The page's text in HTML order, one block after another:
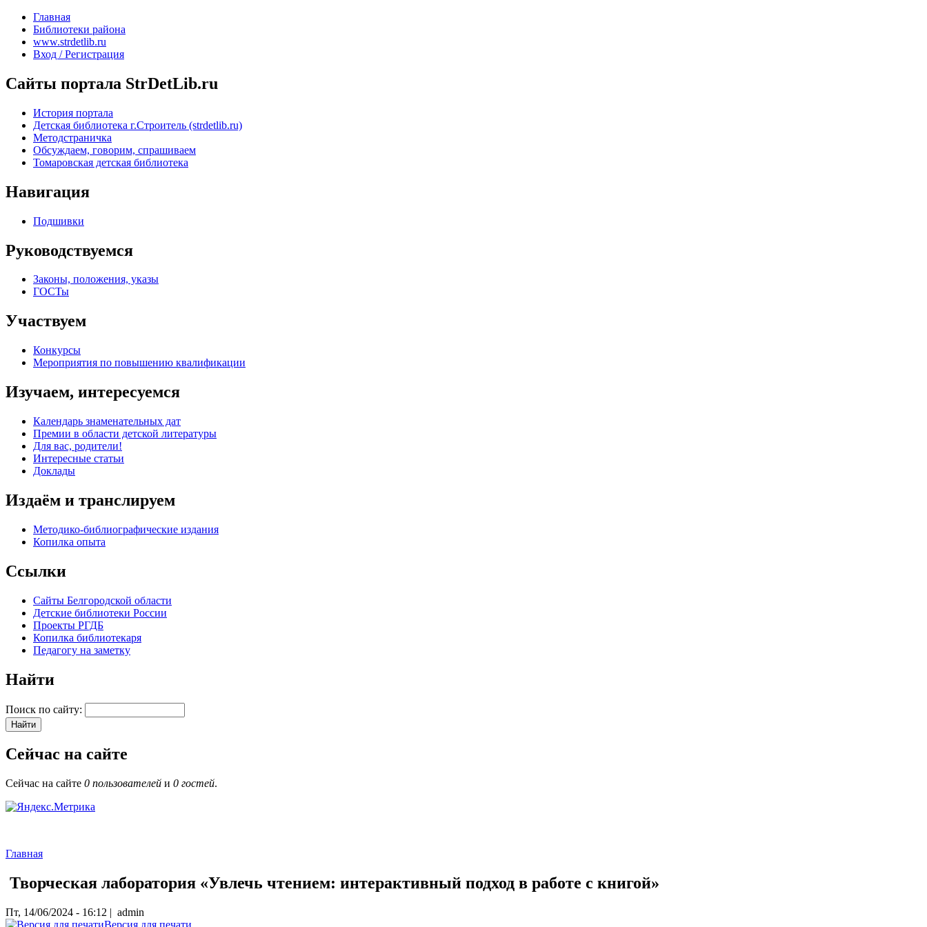
Главная
Библиотеки района
www.strdetlib.ru
Вход / Регистрация
Сайты портала StrDetLib.ru
История портала
Детская библиотека г.Строитель (strdetlib.ru)
Методстраничка
Обсуждаем, говорим, спрашиваем
Томаровская детская библиотека
Навигация
Подшивки
Руководствуемся
Законы, положения, указы
ГОСТы
Участвуем
Конкурсы
Мероприятия по повышению квалификации
Изучаем, интересуемся
Календарь знаменательных дат
Премии в области детской литературы
Для вас, родители!
Интересные статьи
Доклады
Издаём и транслируем
Методико-библиографические издания
Копилка опыта
Ссылки
Сайты Белгородской области
Детские библиотеки России
Проекты РГДБ
Копилка библиотекаря
Педагогу на заметку
Найти
Поиск по сайту:
Сейчас на сайте
Сейчас на сайте 0 пользователей и 0 гостей.
Главная
Творческая лаборатория «Увлечь чтением: интерактивный подход в работе с книгой»
Пт, 14/06/2024 - 16:12 | admin